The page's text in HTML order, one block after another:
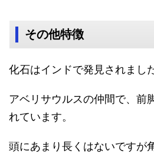
その他特徴
化石はインドで発見されました
アベリサウルスの仲間で、前
れています。
頭にあまり長くはないですが